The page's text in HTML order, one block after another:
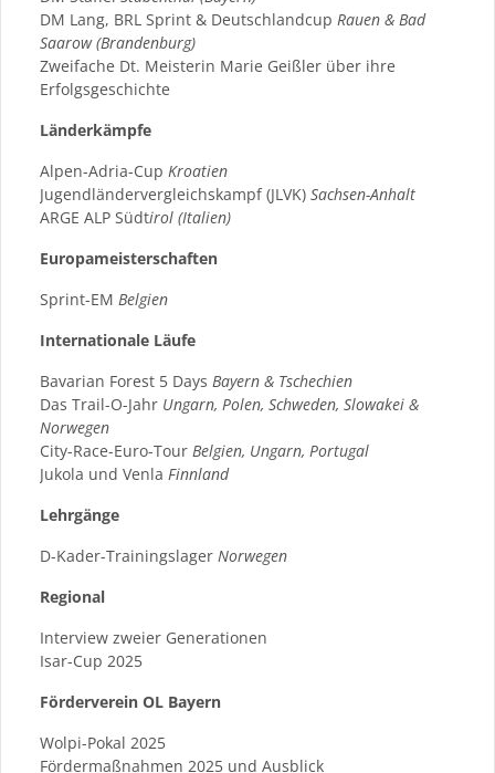
DM Lang, BRL Sprint & Deutschlandcup Rauen & Bad
Saarow (Brandenburg)
Zweifache Dt. Meisterin Marie Geißler über ihre
Erfolgsgeschichte
Länderkämpfe
Alpen-Adria-Cup Kroatien
Jugendländervergleichskampf (JLVK) Sachsen-Anhalt
ARGE ALP Südtirol (Italien)
Europameisterschaften
Sprint-EM Belgien
Internationale Läufe
Bavarian Forest 5 Days Bayern & Tschechien
Das Trail-O-Jahr Ungarn, Polen, Schweden, Slowakei &
Norwegen
City-Race-Euro-Tour Belgien, Ungarn, Portugal
Jukola und Venla Finnland
Lehrgänge
D-Kader-Trainingslager Norwegen
Regional
Interview zweier Generationen
Isar-Cup 2025
Förderverein OL Bayern
Wolpi-Pokal 2025
Fördermaßnahmen 2025 und Ausblick